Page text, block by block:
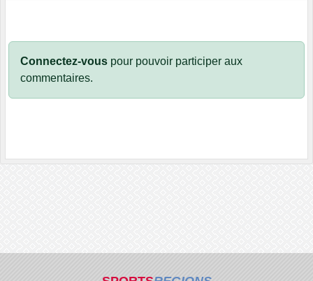
Connectez-vous pour pouvoir participer aux
commentaires.